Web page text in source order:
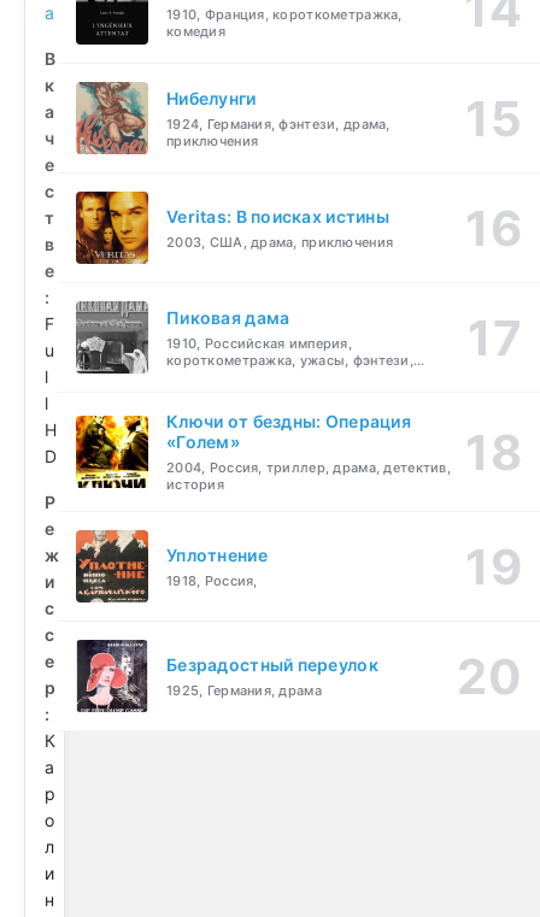
а
В
к
а
ч
е
с
т
в
е
:
F
u
l
l
H
D
Р
е
ж
и
с
с
е
р
:
К
а
р
о
л
и
н
1910, Франция, короткометражка,
комедия
Нибелунги
1924, Германия, фэнтези, драма,
приключения
Veritas: В поисках истины
2003, США, драма, приключения
Пиковая дама
1910, Российская империя,
короткометражка, ужасы, фэнтези,
Ключи от бездны: Операция
«Голем»
2004, Россия, триллер, драма, детектив,
история
Уплотнение
1918, Россия,
Безрадостный переулок
1925, Германия, драма